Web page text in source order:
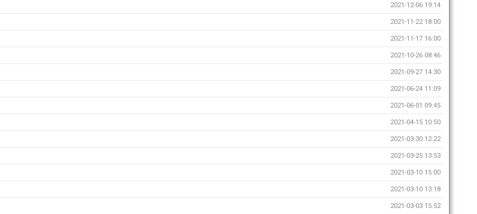
2021-12-06 19:14
2021-11-22 18:00
2021-11-17 16:00
2021-10-26 08:46
2021-09-27 14:30
2021-06-24 11:09
2021-06-01 09:45
2021-04-15 10:50
2021-03-30 12:22
2021-03-25 13:53
2021-03-10 15:00
2021-03-10 13:18
2021-03-03 15:52